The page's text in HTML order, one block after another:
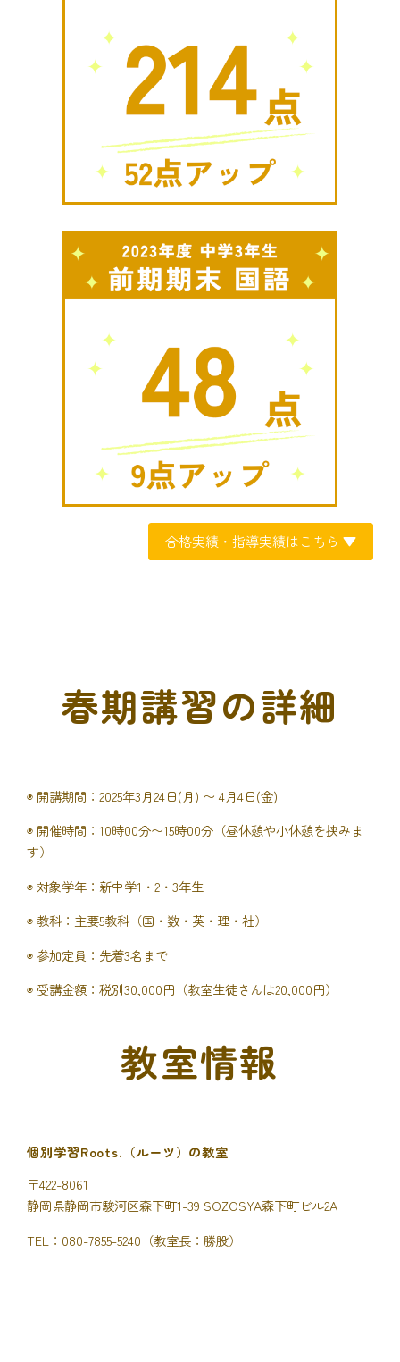
合格実績・指導実績はこちら ▼
春期講習の詳細
◉ 開講期間：2025年3月24日(月) 〜 4月4日(金)
◉ 開催時間：10時00分〜15時00分（昼休憩や小休憩を挟みま
す）
◉ 対象学年：新中学1・2・3年生
◉ 教科：主要5教科（国・数・英・理・社）
◉ 参加定員：先着3名まで
◉ 受講金額：税別30,000円（教室生徒さんは20,000円）
教室情報
個別学習Roots.（ルーツ）の教室
〒422-8061
静岡県静岡市駿河区森下町1-39 SOZOSYA森下町ビル2A
TEL：080-7855-5240（教室長：勝股）